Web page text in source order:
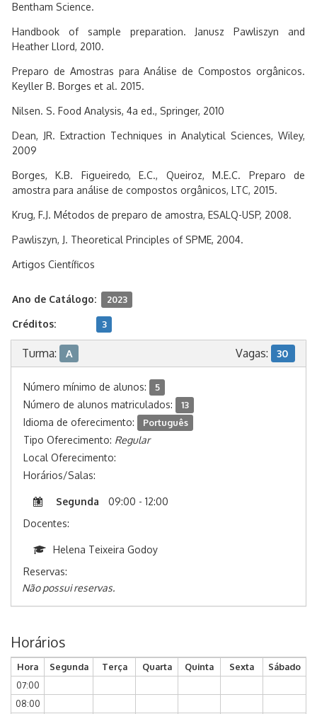
Bentham Science.
Handbook of sample preparation. Janusz Pawliszyn and
Heather Llord, 2010.
Preparo de Amostras para Análise de Compostos orgânicos.
Keyller B. Borges et al. 2015.
Nilsen. S. Food Analysis, 4a ed., Springer, 2010
Dean, JR. Extraction Techniques in Analytical Sciences, Wiley,
2009
Borges, K.B. Figueiredo, E.C., Queiroz, M.E.C. Preparo de
amostra para análise de compostos orgânicos, LTC, 2015.
Krug, F.J. Métodos de preparo de amostra, ESALQ-USP, 2008.
Pawliszyn, J. Theoretical Principles of SPME, 2004.
Artigos Científicos
Ano de Catálogo: 2023
Créditos: 3
Turma: A Vagas: 30
Número mínimo de alunos: 5
Número de alunos matriculados: 13
Idioma de oferecimento: Português
Tipo Oferecimento: Regular
Local Oferecimento:
Horários/Salas:
Segunda
09:00 - 12:00
Docentes:
Helena Teixeira Godoy
Reservas:
Não possui reservas.
Horários
Hora Segunda Terça Quarta Quinta Sexta
Sábado
07:00
08:00